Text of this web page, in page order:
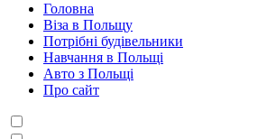
Головна
Віза в Польщу
Потрібні будівельники
Навчання в Польщі
Авто з Польщі
Про сайт